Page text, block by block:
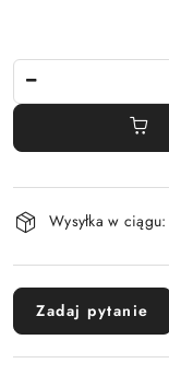
Dostępność
i
dostawa
Wysyłka w ciągu:
Zadaj pytanie